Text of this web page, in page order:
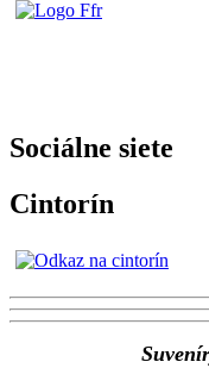
Sociálne siete
Cintorín